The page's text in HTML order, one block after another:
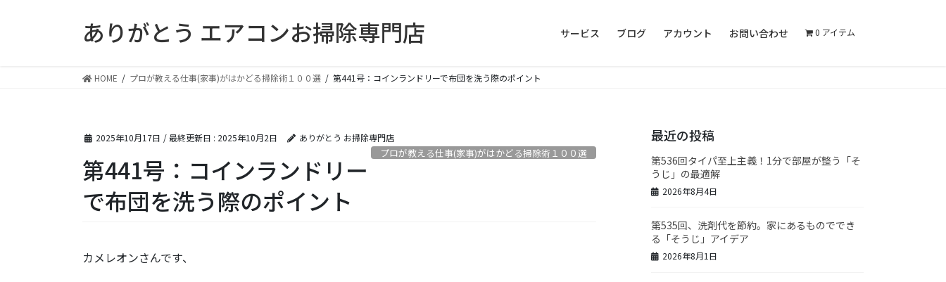
ありがとう エアコンお掃除専門店 サービス ブログ アカウント お問い合わせ 0 アイテム
HOME プロが教える仕事(家事)がはかどる掃除術１００選 第441号：コインランドリーで布団を洗う際のポイント
2025年10月17日 / 最終更新日 : 2025年10月2日 ありがとう お掃除専門店
プロが教える仕事(家事)がはかどる掃除術１００選
第441号：コインランドリー
で布団を洗う際のポイント
カメレオンさんです、
最近の投稿
第536回タイパ至上主義！1分で部屋が整う「そ
うじ」の最適解
2026年8月4日
第535回、洗剤代を節約。家にあるものででき
る「そうじ」アイデア
2026年8月1日